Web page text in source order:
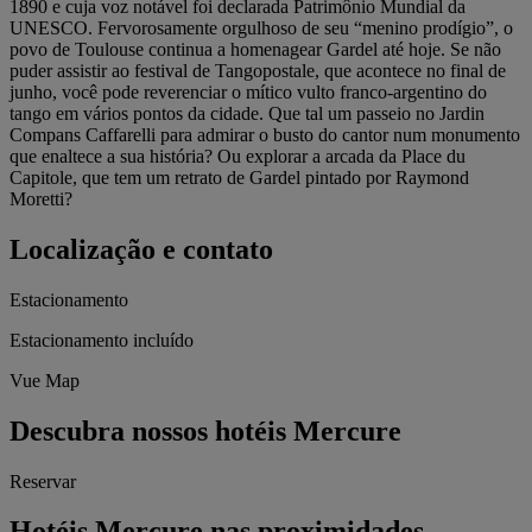
1890 e cuja voz notável foi declarada Patrimônio Mundial da
UNESCO. Fervorosamente orgulhoso de seu “menino prodígio”, o
povo de Toulouse continua a homenagear Gardel até hoje. Se não
puder assistir ao festival de Tangopostale, que acontece no final de
junho, você pode reverenciar o mítico vulto franco-argentino do
tango em vários pontos da cidade. Que tal um passeio no Jardin
Compans Caffarelli para admirar o busto do cantor num monumento
que enaltece a sua história? Ou explorar a arcada da Place du
Capitole, que tem um retrato de Gardel pintado por Raymond
Moretti?
Localização e contato
Estacionamento
Estacionamento incluído
Vue Map
Descubra nossos hotéis Mercure
Reservar